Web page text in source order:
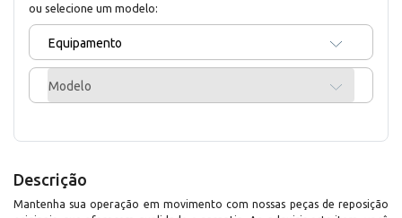
ou selecione um modelo:
Equipamento
Modelo
Descrição
Mantenha sua operação em movimento com nossas peças de reposição